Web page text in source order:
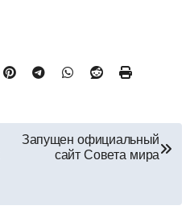
Запущен официальный
сайт Совета мира